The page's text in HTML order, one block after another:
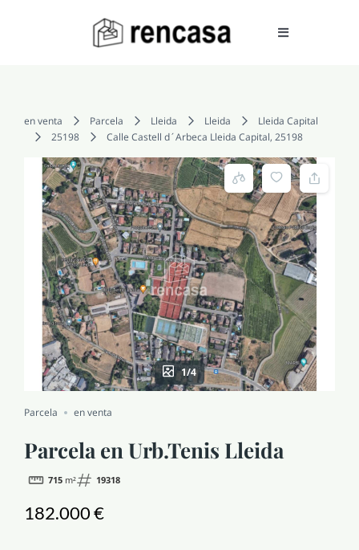
Toggle
COMPRAR
ALQUILAR
VENDER
SERVICIOS
CONOCENOS
NOTICIAS Y BLOG
PERFIL
en venta Parcela Lleida Lleida
Lleida Capital
25198
Calle Castell d´Arbeca Lleida Capital, 25198
1/4
Parcela en venta
Parcela en Urb.Tenis Lleida
715 m² 19318
182.000 €